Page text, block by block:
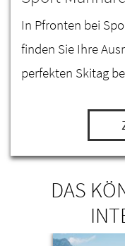
In Pfronten bei
finden Sie Ihre
perfekten Skitag
DAS